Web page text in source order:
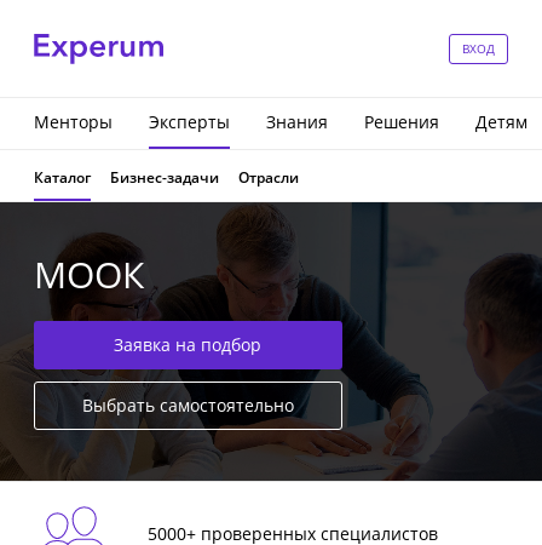
ВХОД
Менторы Эксперты Знания Решения Детям
Каталог Бизнес-задачи Отрасли
МООК
Заявка на подбор
Выбрать самостоятельно
5000+ проверенных специалистов